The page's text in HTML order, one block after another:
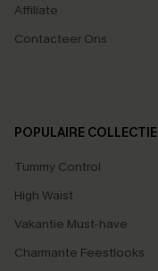
Affiliate
Contacteer Ons
POPULAIRE COLLECTIE
Tummy Control
High Waist
Vakantie Must-have
Charmante Feestlooks